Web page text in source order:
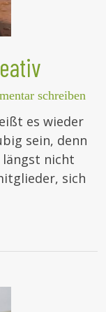
schreiben
es wieder
sein, denn
längst nicht
sich